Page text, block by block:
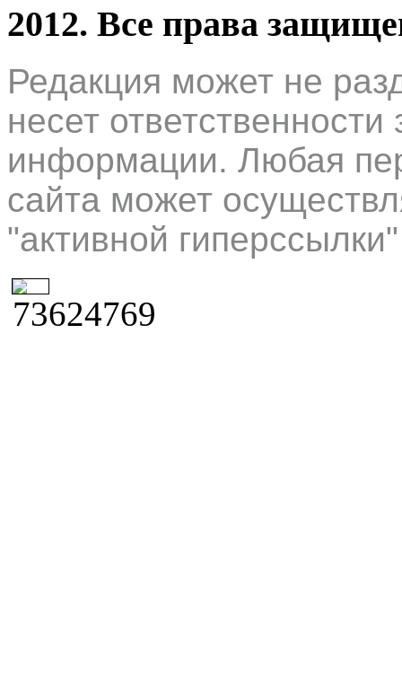
2012. Все права
Редакция может не
несет
информации. Любая
сайта может
"активной